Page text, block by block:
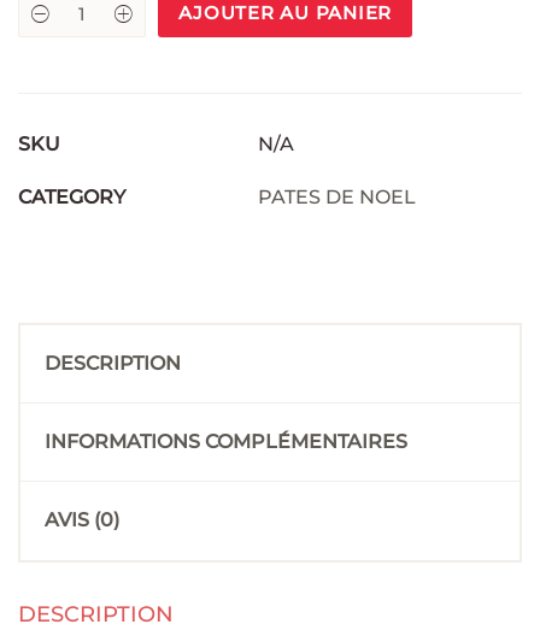
AJOUTER AU PANIER
SKU N/A
CATEGORY PATES DE NOEL
DESCRIPTION
INFORMATIONS COMPLÉMENTAIRES
AVIS (0)
DESCRIPTION